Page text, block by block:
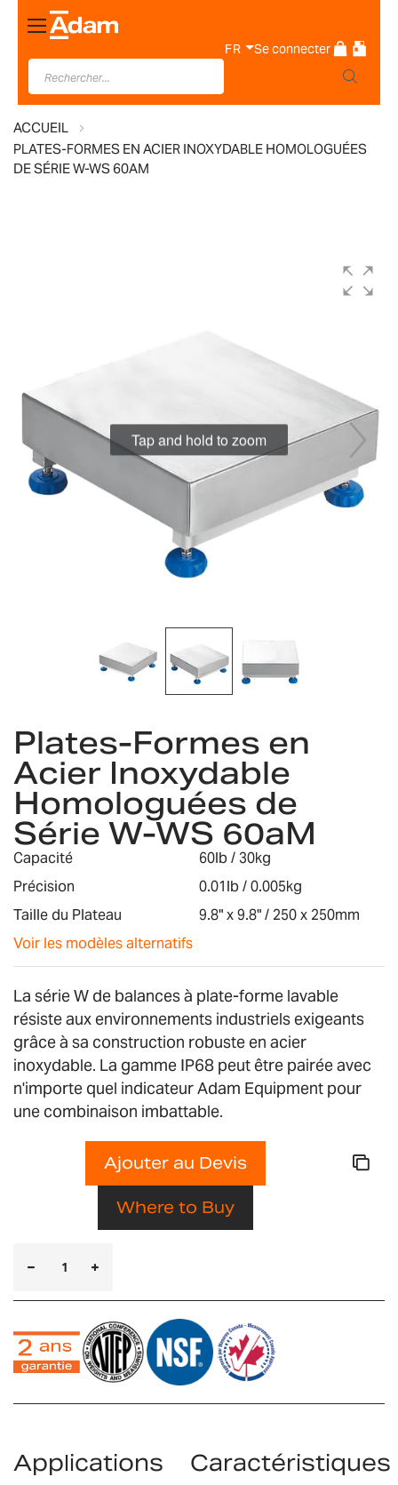
Basculer
la
navigation
FR Se connecter
ACCUEIL
PLATES-FORMES EN ACIER INOXYDABLE HOMOLOGUÉES
DE SÉRIE W-WS 60AM
gallery
Tap and hold to zoom
the
beginning
of
the
images
gallery
Plates-Formes en
Acier Inoxydable
Homologuées de
Série W-WS 60aM
Capacité
60lb / 30kg
Précision
0.01lb / 0.005kg
Taille du Plateau
9.8" x 9.8" / 250 x 250mm
Voir les modèles alternatifs
La série W de balances à plate-forme lavable
résiste aux environnements industriels exigeants
grâce à sa construction robuste en acier
inoxydable. La gamme IP68 peut être pairée avec
n'importe quel indicateur Adam Equipment pour
une combinaison imbattable.
Ajouter au Devis
Where to Buy
Applications Caractéristiques